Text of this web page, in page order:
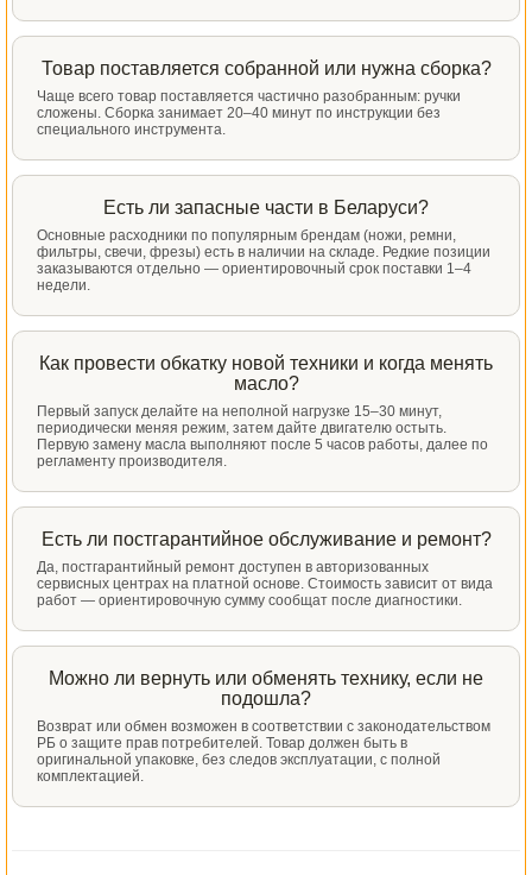
Товар поставляется собранной или нужна сборка?
Чаще всего товар поставляется частично разобранным: ручки
сложены. Сборка занимает 20–40 минут по инструкции без
специального инструмента.
Есть ли запасные части в Беларуси?
Основные расходники по популярным брендам (ножи, ремни,
фильтры, свечи, фрезы) есть в наличии на складе. Редкие позиции
заказываются отдельно — ориентировочный срок поставки 1–4
недели.
Как провести обкатку новой техники и когда менять
масло?
Первый запуск делайте на неполной нагрузке 15–30 минут,
периодически меняя режим, затем дайте двигателю остыть.
Первую замену масла выполняют после 5 часов работы, далее по
регламенту производителя.
Есть ли постгарантийное обслуживание и ремонт?
Да, постгарантийный ремонт доступен в авторизованных
сервисных центрах на платной основе. Стоимость зависит от вида
работ — ориентировочную сумму сообщат после диагностики.
Можно ли вернуть или обменять технику, если не
подошла?
Возврат или обмен возможен в соответствии с законодательством
РБ о защите прав потребителей. Товар должен быть в
оригинальной упаковке, без следов эксплуатации, с полной
комплектацией.